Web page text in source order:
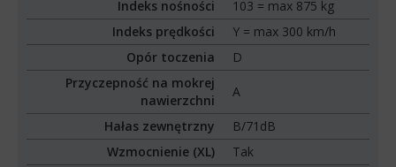
Indeks nośności
103 = max 875 kg
Indeks prędkości
Y = max 300 km/h
Opór toczenia
D
Przyczepność na mokrej
nawierzchni
A
Hałas zewnętrzny
B/71dB
Wzmocnienie (XL)
Tak